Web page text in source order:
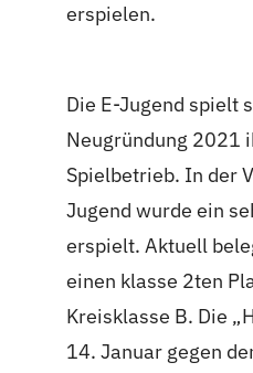
erspielen.
Die E-Jugend spielt
Neugründung 2021
Spielbetrieb. In der
Jugend wurde ein
erspielt. Aktuell
einen klasse 2ten
Kreisklasse B. Die
14. Januar gegen